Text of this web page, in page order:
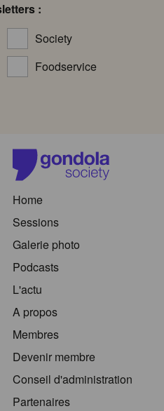
:
Society
Foodservice
Home
Sessions
Galerie photo
Podcasts
L'actu
A propos
Membres
Devenir membre
Conseil d'administration
Partenaires